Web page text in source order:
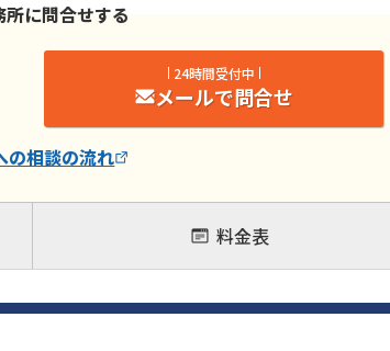
所に問合せする
24時間受付中
メールで問合せ
の相談の流れ
料金表